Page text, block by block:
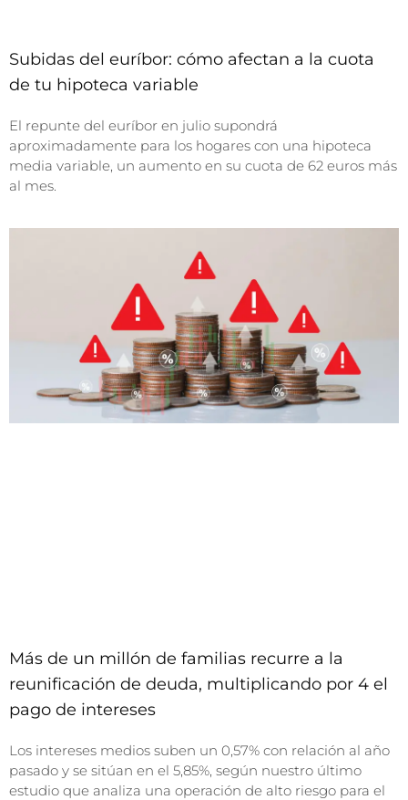
Subidas del euríbor: cómo afectan a la cuota
de tu hipoteca variable
El repunte del euríbor en julio supondrá
aproximadamente para los hogares con una hipoteca
media variable, un aumento en su cuota de 62 euros más
al mes.
Más de un millón de familias recurre a la
reunificación de deuda, multiplicando por 4 el
pago de intereses
Los intereses medios suben un 0,57% con relación al año
pasado y se sitúan en el 5,85%, según nuestro último
estudio que analiza una operación de alto riesgo para el